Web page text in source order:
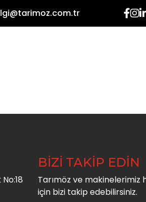
BİZİ TAKİP EDİN
Tarımöz ve
için bizi takip edebilirsiniz.